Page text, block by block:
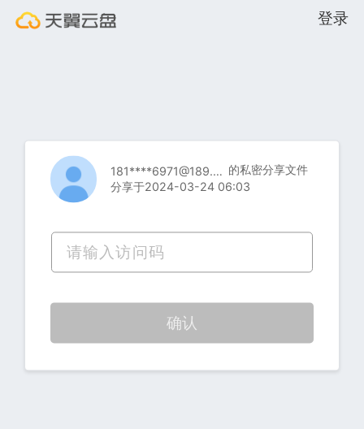
登录
181****6971@189.cn 的私密分享文件
分享于2024-03-24 06:03
确认